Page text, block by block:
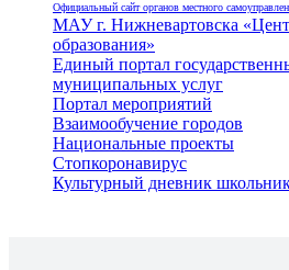
Официальный сайт органов местного
МАУ г. Нижневартовска
образования»
Единый портал
муниципальных услуг
Портал мероприятий
Взаимообучение городов
Национальные проекты
Стопкоронавирус
Культурный дневник